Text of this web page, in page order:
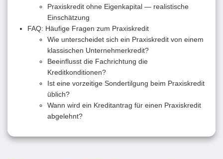
Praxiskredit ohne Eigenkapital — realistische
Einschätzung
FAQ: Häufige Fragen zum Praxiskredit
Wie unterscheidet sich ein Praxiskredit von einem
klassischen Unternehmerkredit?
Beeinflusst die Fachrichtung die
Kreditkonditionen?
Ist eine vorzeitige Sondertilgung beim Praxiskredit
üblich?
Wann wird ein Kreditantrag für einen Praxiskredit
abgelehnt?